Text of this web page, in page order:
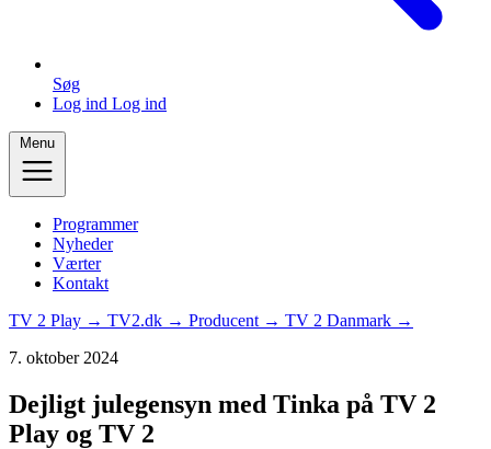
Søg
Log ind Log ind
Menu
Programmer
Nyheder
Værter
Kontakt
TV 2 Play → TV2.dk → Producent → TV 2 Danmark →
7. oktober 2024
Dejligt julegensyn med Tinka på TV 2
Play og TV 2